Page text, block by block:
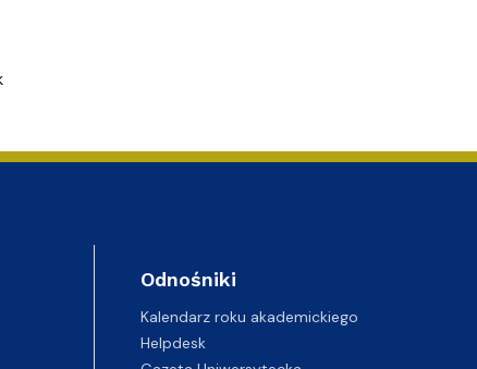
Odnośniki
Kalendarz roku akademickiego
Helpdesk